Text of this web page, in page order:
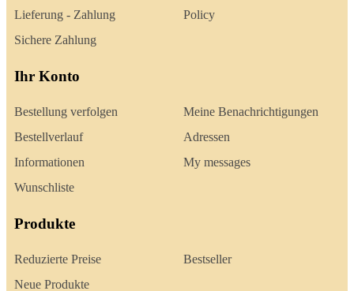
Lieferung - Zahlung
Sichere Zahlung
Policy
Ihr Konto
Bestellung verfolgen
Bestellverlauf
Informationen
Wunschliste
Meine Benachrichtigungen
Adressen
My messages
Produkte
Reduzierte Preise
Neue Produkte
Bestseller